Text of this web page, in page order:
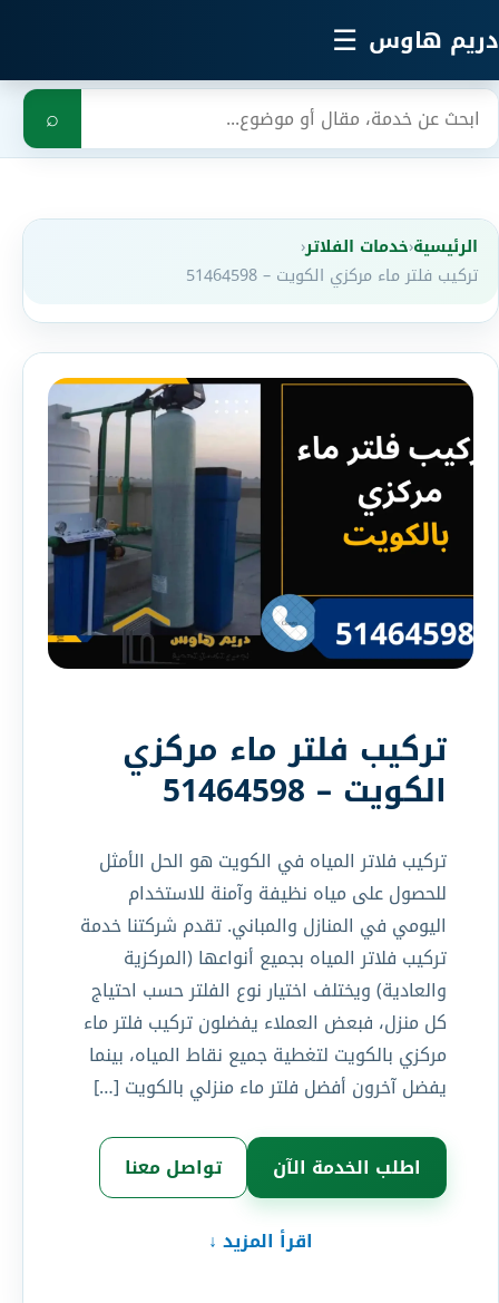
دريم هاوس ☰
بحث ⌕
الرئيسية‹خدمات الفلاتر‹
تركيب فلتر ماء مركزي الكويت – 51464598
تركيب فلتر ماء مركزي
الكويت – 51464598
تركيب فلاتر المياه في الكويت هو الحل الأمثل
للحصول على مياه نظيفة وآمنة للاستخدام
اليومي في المنازل والمباني. تقدم شركتنا خدمة
تركيب فلاتر المياه بجميع أنواعها (المركزية
والعادية) ويختلف اختيار نوع الفلتر حسب احتياج
كل منزل، فبعض العملاء يفضلون تركيب فلتر ماء
مركزي بالكويت لتغطية جميع نقاط المياه، بينما
يفضل آخرون أفضل فلتر ماء منزلي بالكويت […]
اطلب الخدمة الآن تواصل معنا
اقرأ المزيد ↓